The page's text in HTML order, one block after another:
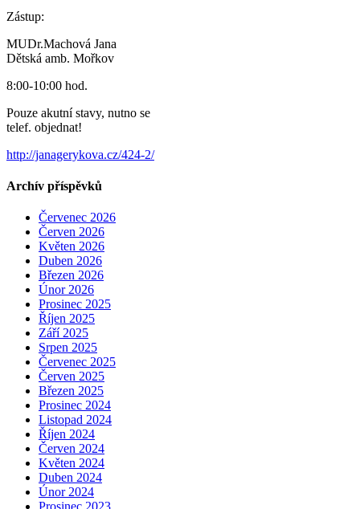
Zástup:
MUDr.Machová Jana
Dětská amb. Mořkov
8:00-10:00 hod.
Pouze akutní stavy, nutno se
telef. objednat!
http://janagerykova.cz/424-2/
Archív příspěvků
Červenec 2026
Červen 2026
Květen 2026
Duben 2026
Březen 2026
Únor 2026
Prosinec 2025
Říjen 2025
Září 2025
Srpen 2025
Červenec 2025
Červen 2025
Březen 2025
Prosinec 2024
Listopad 2024
Říjen 2024
Červen 2024
Květen 2024
Duben 2024
Únor 2024